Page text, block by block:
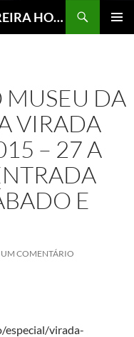
15 ANOS – SERRA DA CANTAREIRA HOJE E COTIDIANO DO BRASIL E DO MUNDO
MUSEU DA
VIRADA
– 27 A
E
UM COMENTÁRIO
especial/virada-